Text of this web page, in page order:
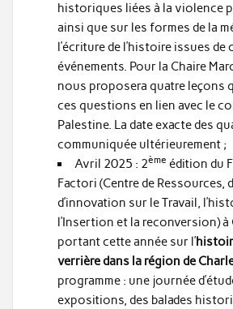
historiques liées à la violence
ainsi que sur les formes de la
l’écriture de l’histoire issues de
événements. Pour la Chaire
nous proposera quatre leçons
ces questions en lien avec le
Palestine. La date exacte des
communiquée ultérieurement ;
Avril 2025 : 2ème édition du
Factori (Centre de Ressources,
d’innovation sur le Travail,
l’Insertion et la reconversion) à
portant cette année sur l’
verrière dans la région de
programme : une journée
expositions, des balades